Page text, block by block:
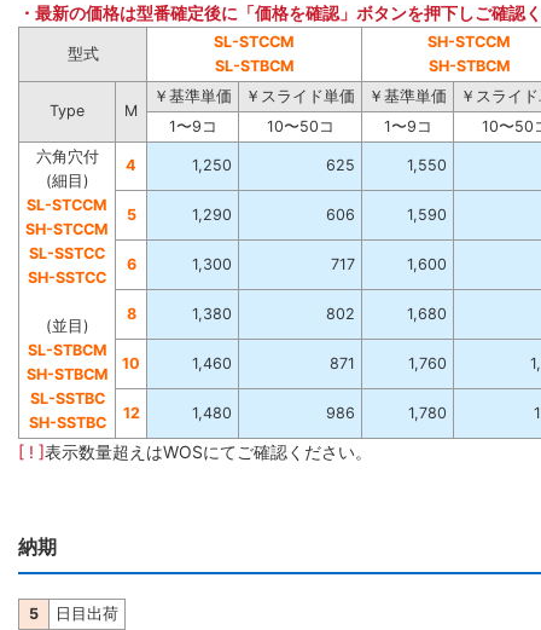
・最新の価格は型番確定後に「価格を確認」ボタンを押下しご確認
型式
SL-STCCM
SL-STBCM
SH-STCCM
SH-STBCM
Type M
￥基準単価 ￥スライド単価 ￥基準単価
￥スライ
1〜9コ
10〜50コ 1〜9コ
10〜50
六角穴付
(細目)
SL-STCCM
SH-STCCM
SL-SSTCC
SH-SSTCC
(並目)
SL-STBCM
SH-STBCM
SL-SSTBC
SH-SSTBC
4 1,250 625 1,550
5 1,290 606 1,590
6 1,300 717 1,600
8 1,380 802 1,680
10 1,460 871 1,760
12 1,480 986 1,780
[ ! ]表示数量超えはWOSにてご確認ください。
納期
5 日目出荷